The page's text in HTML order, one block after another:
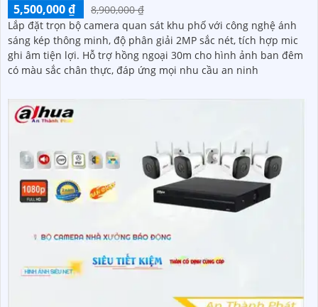
5,500,000 ₫
8,900,000 ₫
Lắp đặt trọn bộ camera quan sát khu phố với công nghệ ánh
sáng kép thông minh, độ phân giải 2MP sắc nét, tích hợp mic
ghi âm tiện lợi. Hỗ trợ hồng ngoại 30m cho hình ảnh ban đêm
có màu sắc chân thực, đáp ứng mọi nhu cầu an ninh